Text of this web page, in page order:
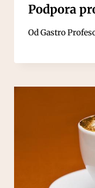
Podpora
OdGastro